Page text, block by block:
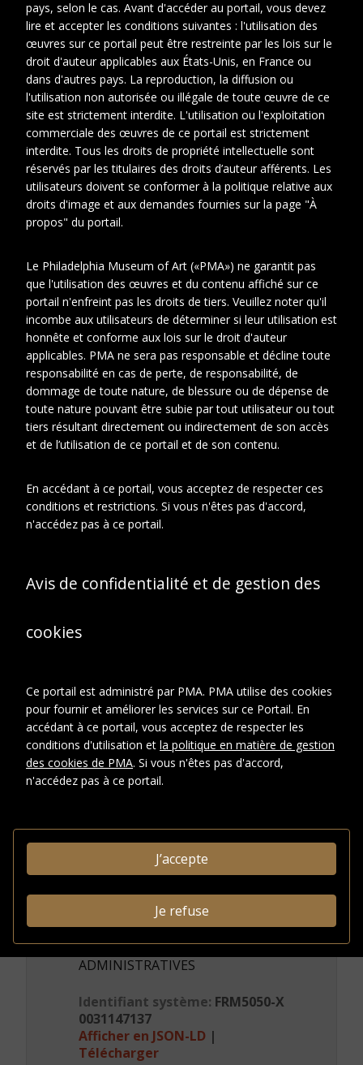
1
Cotes
extremes
BRAN 5.1.35
Artiste
Brancusi, Constantin
Auteur
Duchamp, Marcel
Représenté
Léger, Jeanne
À propos de cet objet En relation
Fonds ou collection:
Fonds Constantin Brancusi
générale
Dossier:
Duchamp, Marcel
DESCRIPTION
Type de
CRÉDITS PHOTOGRAPHIQUES ET
ADMINISTRATIVES
Identifiant système: FRM5050-X
0031147137
Afficher en JSON-LD |
Télécharger
pays, selon le cas. Avant d'accéder au portail, vous devez
lire et accepter les conditions suivantes : l'utilisation des
œuvres sur ce portail peut être restreinte par les lois sur le
droit d'auteur applicables aux États-Unis, en France ou
dans d'autres pays. La reproduction, la diffusion ou
l'utilisation non autorisée ou illégale de toute œuvre de ce
site est strictement interdite. L'utilisation ou l'exploitation
commerciale des œuvres de ce portail est strictement
interdite. Tous les droits de propriété intellectuelle sont
réservés par les titulaires des droits d’auteur afférents. Les
utilisateurs doivent se conformer à la politique relative aux
droits d'image et aux demandes fournies sur la page "À
propos" du portail.
Le Philadelphia Museum of Art («PMA») ne garantit pas
que l'utilisation des œuvres et du contenu affiché sur ce
portail n'enfreint pas les droits de tiers. Veuillez noter qu'il
incombe aux utilisateurs de déterminer si leur utilisation est
honnête et conforme aux lois sur le droit d'auteur
applicables. PMA ne sera pas responsable et décline toute
responsabilité en cas de perte, de responsabilité, de
dommage de toute nature, de blessure ou de dépense de
toute nature pouvant être subie par tout utilisateur ou tout
tiers résultant directement ou indirectement de son accès
et de l’utilisation de ce portail et de son contenu.
En accédant à ce portail, vous acceptez de respecter ces
conditions et restrictions. Si vous n'êtes pas d'accord,
n'accédez pas à ce portail.
Avis de confidentialité et de gestion des
cookies
Ce portail est administré par PMA. PMA utilise des cookies
pour fournir et améliorer les services sur ce Portail. En
accédant à ce portail, vous acceptez de respecter les
conditions d'utilisation et la politique en matière de gestion
des cookies de PMA. Si vous n'êtes pas d'accord,
n'accédez pas à ce portail.
J’accepte
Je refuse